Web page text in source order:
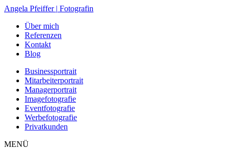
Zum
springen
Angela Pfeiffer | Fotografin
Über mich
Referenzen
Kontakt
Blog
Businessportrait
Mitarbeiterportrait
Managerportrait
Imagefotografie
Eventfotografie
Werbefotografie
Privatkunden
MENÜ